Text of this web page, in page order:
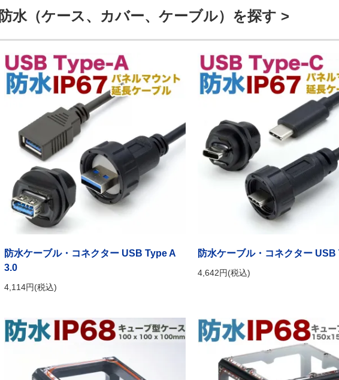
防水（ケース、カバー、ケーブル）を探す >
防水ケーブル・コネクター USB Type A
3.0
4,114円(税込)
防水ケーブル・コネクター USB
4,642円(税込)